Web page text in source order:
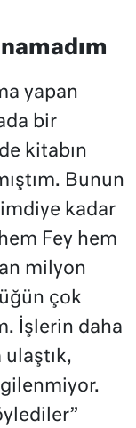
yapan
bir
kitabın
Bunun
kadar
Fey hem
milyon
çok
İşlerin daha
ulaştık,